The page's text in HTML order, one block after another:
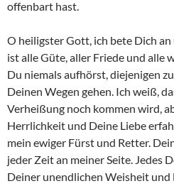
offenbart hast.
O heiligster Gott, ich bete Dich
ist alle Güte, aller Friede und alle
Du niemals aufhörst, diejenigen
Deinen Wegen gehen. Ich weiß,
Verheißung noch kommen wird,
Herrlichkeit und Deine Liebe
mein ewiger Fürst und Retter.
jeder Zeit an meiner Seite. Jedes
Deiner unendlichen Weisheit und